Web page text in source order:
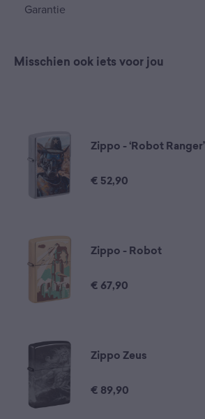
Garantie
Misschien ook iets voor jou
Zippo - ‘Robot Ranger’
€ 52,90
Zippo - Robot
€ 67,90
Zippo Zeus
€ 89,90